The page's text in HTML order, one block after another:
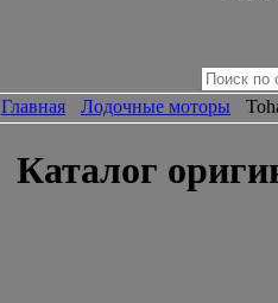
Главная Лодочные моторы
Каталог